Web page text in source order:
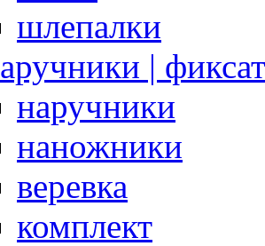
шлепалки
|
наручники
наножники
веревка
комплект